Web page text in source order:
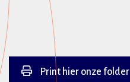
Print hier onze folder